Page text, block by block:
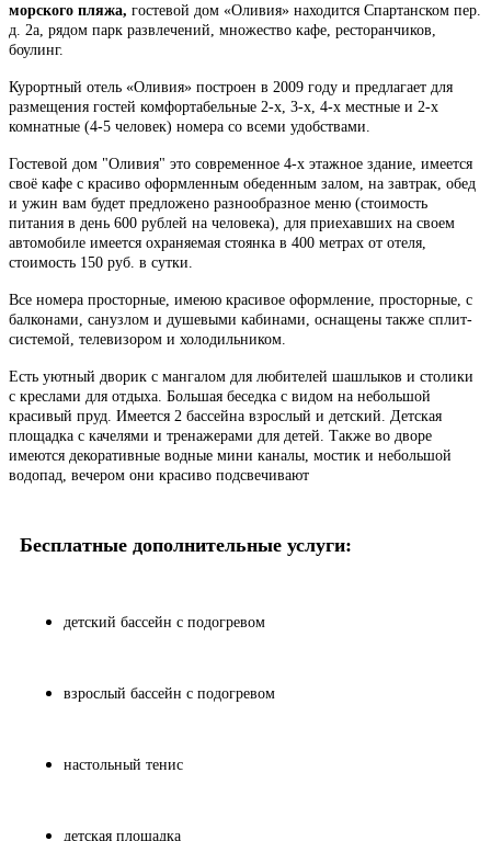
морского пляжа, гостевой дом «Оливия» находится Спартанском пер.
д. 2а, рядом парк развлечений, множество кафе, ресторанчиков,
боулинг.
Курортный отель «Оливия» построен в 2009 году и предлагает для
размещения гостей комфортабельные 2-х, 3-х, 4-х местные и 2-х
комнатные (4-5 человек) номера со всеми удобствами.
Гостевой дом "Оливия" это современное 4-х этажное здание, имеется
своё кафе с красиво оформленным обеденным залом, на завтрак, обед
и ужин вам будет предложено разнообразное меню (стоимость
питания в день 600 рублей на человека), для приехавших на своем
автомобиле имеется охраняемая стоянка в 400 метрах от отеля,
стоимость 150 руб. в сутки.
Все номера просторные, имеюю красивое оформление, просторные, с
балконами, санузлом и душевыми кабинами, оснащены также сплит-
системой, телевизором и холодильником.
Есть уютный дворик с мангалом для любителей шашлыков и столики
с креслами для отдыха. Большая беседка с видом на небольшой
красивый пруд. Имеется 2 бассейна взрослый и детский. Детская
площадка с качелями и тренажерами для детей. Также во дворе
имеются декоративные водные мини каналы, мостик и небольшой
водопад, вечером они красиво подсвечивают
Бесплатные дополнительные услуги:
детский бассейн с подогревом
взрослый бассейн с подогревом
настольный тенис
детская площадка